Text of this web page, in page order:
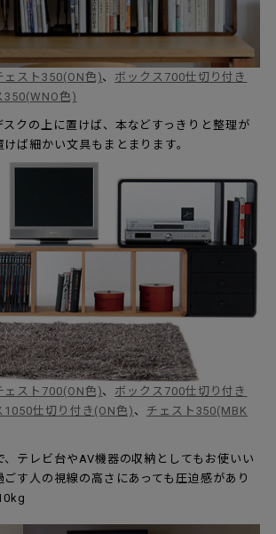
ェスト350(ON色)、 ボックス700仕切り付き
350(WNO色)
スクの上に置けば、本などすっきりと整理が
ば細かい文具もまとまります。
ェスト700(ON色)、 ボックス700仕切り付き
1050仕切り付き(ON色) 、 チェスト350(MBK
、テレビ台やAV機器の収納としてもお使いい
す人の視線の高さにあっても圧迫感があり